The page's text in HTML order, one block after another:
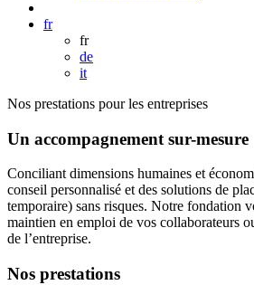
fr
fr
de
it
Nos prestations pour les entreprises
Un accompagnement sur-mesure
Conciliant dimensions humaines et
conseil personnalisé et des solutions de
temporaire) sans risques. Notre fondation
maintien en emploi de vos collaborateurs
de l’entreprise.
Nos prestations